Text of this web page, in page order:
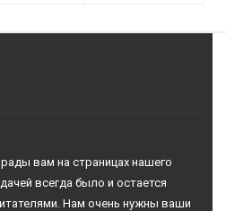
вам на страницах нашего
всегда было и остается
Нам очень нужны ваши